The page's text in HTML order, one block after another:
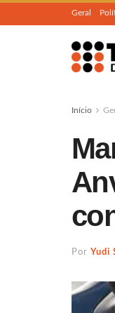
Geral
Início
Por Yudi